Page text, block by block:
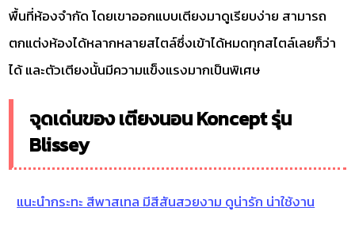
พื้นที่ห้องจำกัด โดยเขาออกแบบเตียงมาดูเรียบง่าย สามารถ
ตกแต่งห้องได้หลากหลายสไตล์ซึ่งเข้าได้หมดทุกสไตล์เลยก็ว่า
ได้ และตัวเตียงนั้นมีความแข็งแรงมากเป็นพิเศษ
จุดเด่นของ เตียงนอน Koncept รุ่น
Blissey
แนะนำกระทะ สีพาสเทล มีสีสันสวยงาม ดูน่ารัก น่าใช้งาน